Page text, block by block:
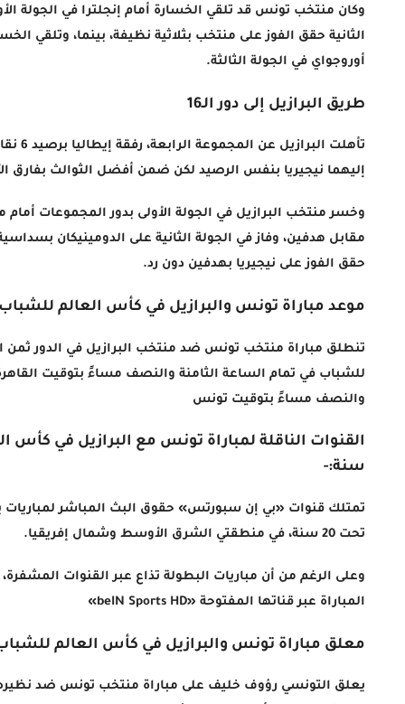
وكان منتخب تونس قد تلقي الخسارة أمام إنجلترا في الجولة
الثانية حقق الفوز على منتخب بثلاثية نظيفة، بينما، وتلقي
أوروجواي في الجولة الثالثة.
طريق البرازيل إلى دور الـ16
تأهلت
إليهما نيجيريا بنفس الرصيد لكن ضمن أفضل الثوالث بفارق
وخسر منتخب البرازيل في الجولة الأولى بدور المجموعات أمام
مقابل هدفين، وفاز في الجولة الثانية على الدومينيكان
حقق الفوز على نيجيريا بهدفين دون رد.
موعد مباراة تونس والبرازيل في كأس العالم للشباب
تنطلق مباراة منتخب تونس ضد منتخب البرازيل في الدور ثمن
للشباب في تمام الساعة الثامنة والنصف مساءً بتوقيت
والنصف مساءً بتوقيت تونس
سنة:-
تمتلك قنوات «بي إن سبورتس» حقوق البث المباشر
تحت 20 سنة، في منطقتي الشرق الأوسط وشمال إفريقيا.
وعلى الرغم من أن مباريات البطولة تذاع عبر القنوات
المباراة عبر قناتها المفتوحة «beIN Sports HD»
معلق مباراة تونس والبرازيل في كأس العالم
يعلق التونسي رؤوف خليف على مباراة منتخب تونس ضد نظيره